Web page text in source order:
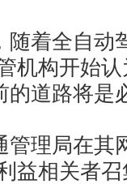
随着全自动
机构开始
的道路将是
管理局在其
益相关者